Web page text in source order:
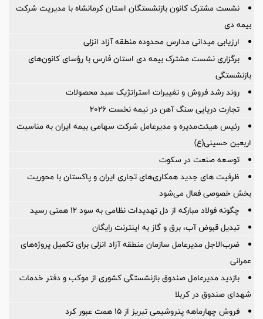
نشست مشترک کانون بازنشستگان استان کرمانشاه با مدیریت شرکت
بیمه دی
ارزیابی میدانی مدارس محدوده منطقه آزاد انزلی
برگزاری نشست مشترک بیمه دی استان فارس با رؤسای کانون‌های
بازنشستگی
روند رشد فروش و تغییرات استراتژیک سبد محصولات
تجارت دریایی سنگ آهن در نیمه نخست ۲۰۲۶
رئیس هیئت‌مدیره و مدیرعامل شرکت سهامی بیمه ایران به مناسبت
اربعین حسینی(ع)
توسعه صنعت در سکوت
ظرفیت های جدید همکاری‌های تجاری ایران و پاکستان با محوریت
بخش خصوصی فعال می‌شود
چگونه فولاد مبارکه از دل تهدیدات نظامی به سود ۱۲ همتی رسید
تبدیل قبوض آب، برق و گاز به اینترنت رایگان
ضرب‌الاجل مدیرعامل سازمان منطقه آزاد انزلی برای تكمیل پروژه‌های
عمرانی
بازدید مدیرعامل صندوق بازنشستگی کشوری از موکب و دفتر خدمات
شهدای صندوق در کربلا
فروش چهارماهه پتروشیمی تبریز از ۱۵ همت عبور کرد